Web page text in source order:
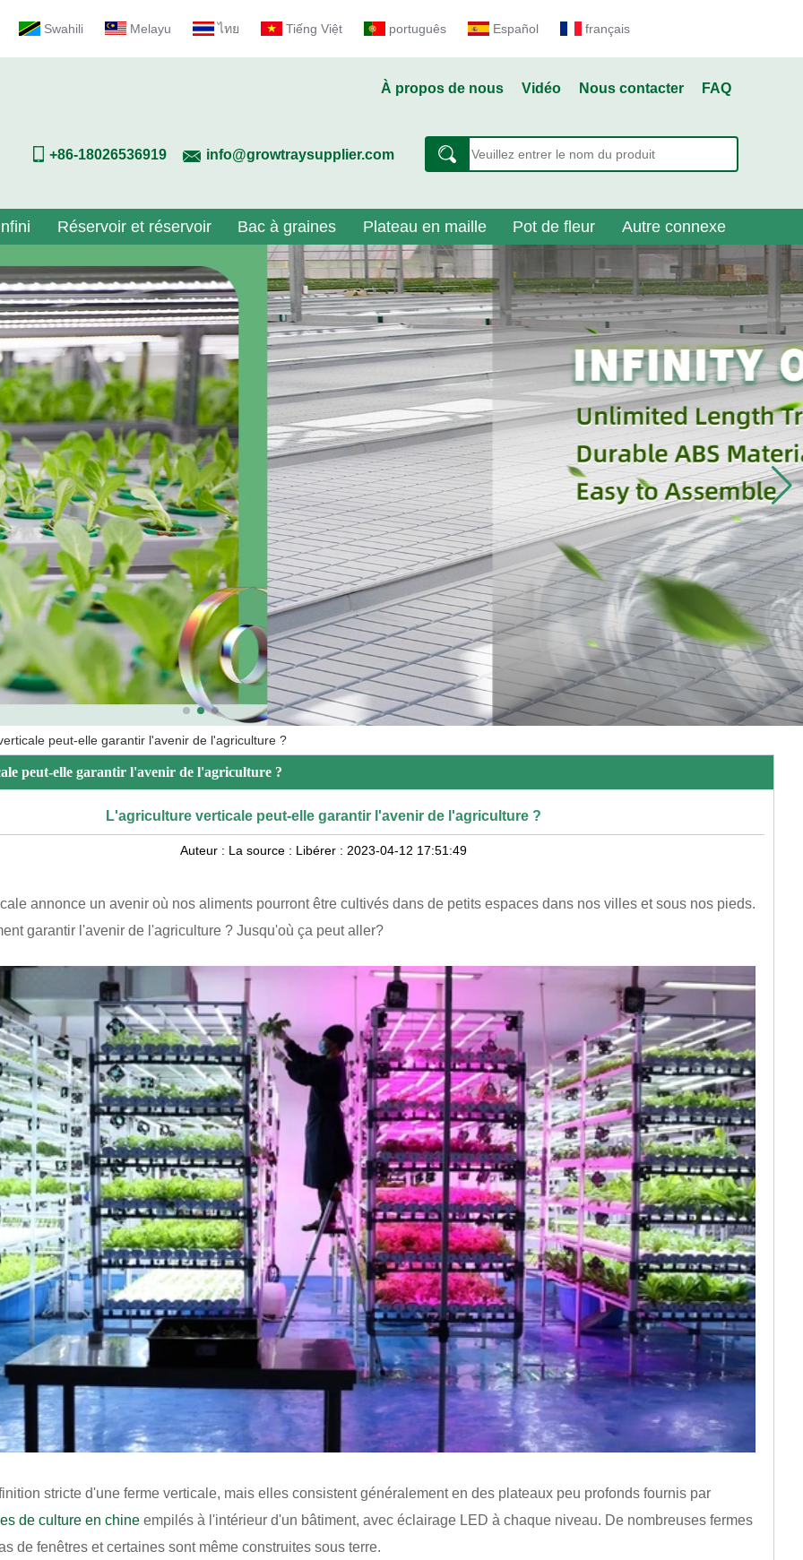
Swahili Melayu ไทย Tiếng Việt português Español
français
À propos de nous Vidéo Nous contacter FAQ
+86-18026536919 info@growtraysupplier.com
Réservoir et réservoir Bac à graines Plateau en maille Pot de fleur Autre connexe
peut-elle garantir l'avenir de l'agriculture ?
peut-elle garantir l'avenir de l'agriculture ?
L'agriculture verticale peut-elle garantir l'avenir de l'agriculture ?
Auteur : La source : Libérer : 2023-04-12 17:51:49
annonce un avenir où nos aliments pourront être cultivés dans de petits espaces dans nos villes et sous nos pieds.
garantir l'avenir de l'agriculture ? Jusqu'où ça peut aller?
stricte d'une ferme verticale, mais elles consistent généralement en des plateaux peu profonds fournis par
de culture en chine empilés à l'intérieur d'un bâtiment, avec éclairage LED à chaque niveau. De nombreuses fermes
de fenêtres et certaines sont même construites sous terre.